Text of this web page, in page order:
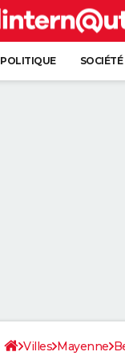
POLITIQUE SOCIÉTÉ
Villes Mayenne